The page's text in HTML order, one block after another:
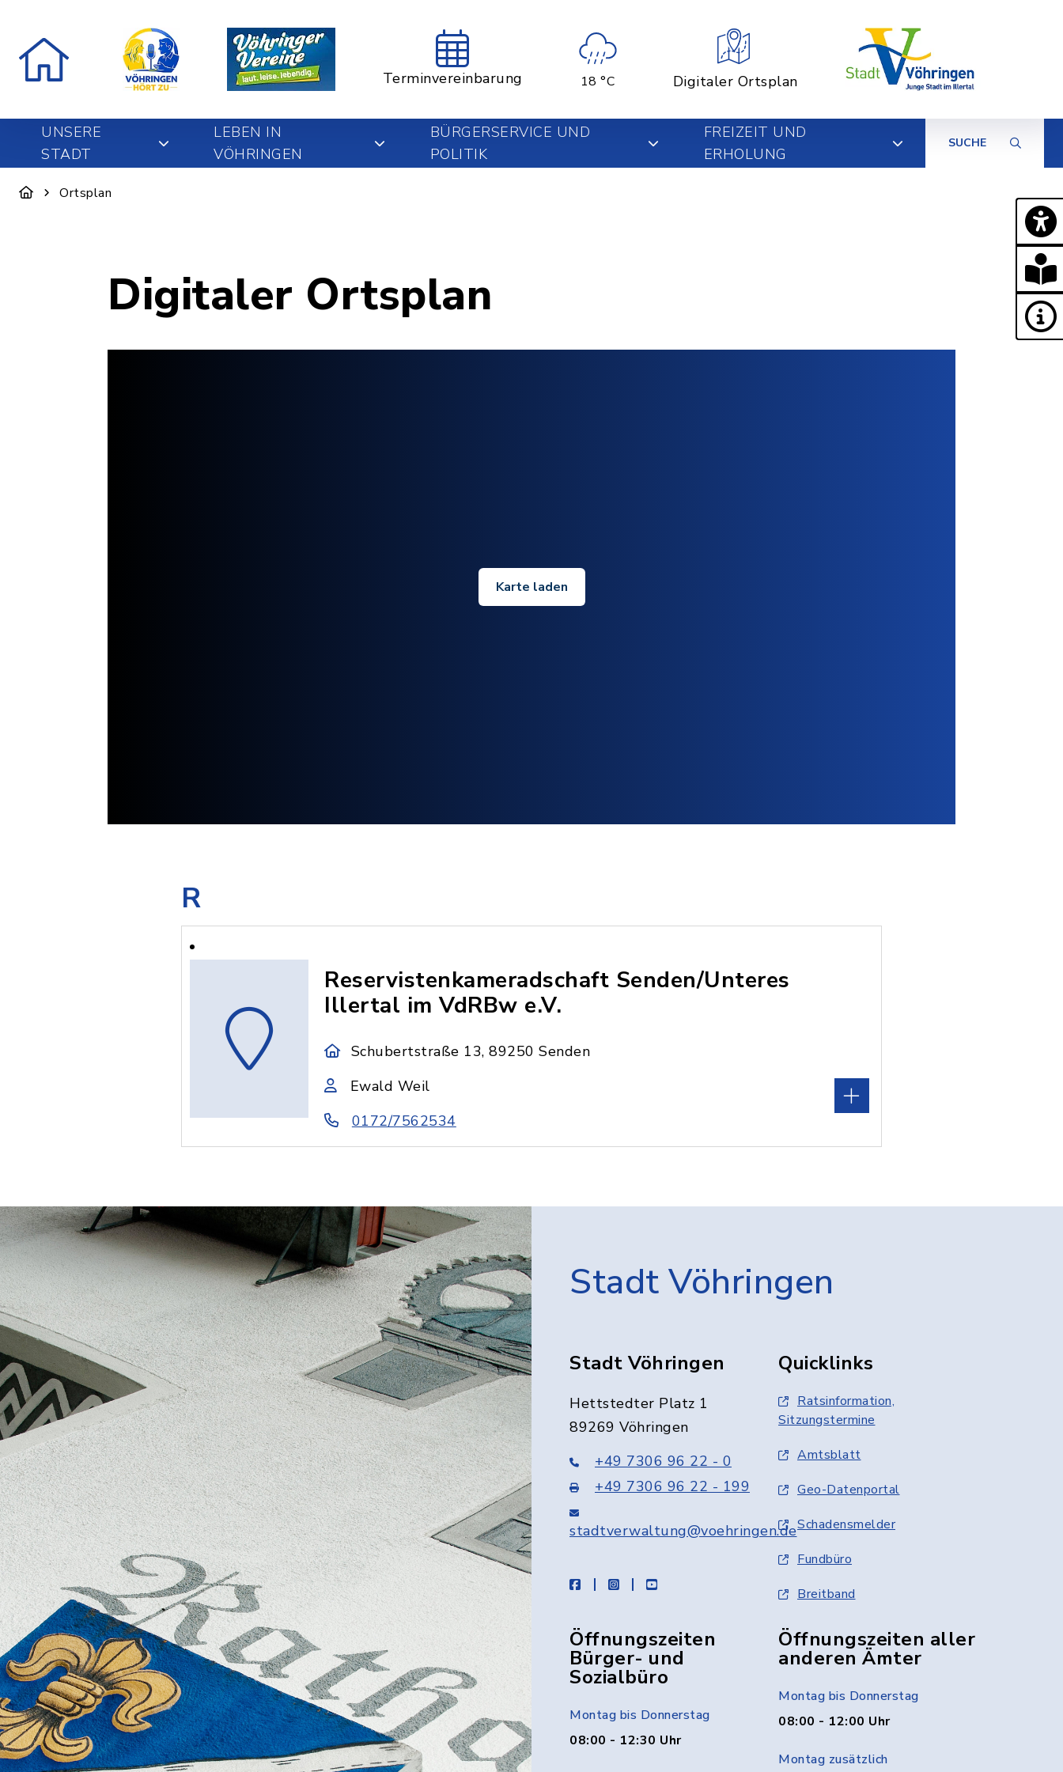
Terminvereinbarung 18 °C Digitaler Ortsplan
UNSERE
STADT
LEBEN IN
VÖHRINGEN
BÜRGERSERVICE UND
POLITIK
FREIZEIT UND
ERHOLUNG
SUCHE
Ortsplan
Digitaler Ortsplan
Karte laden
R
Reservistenkameradschaft Senden/Unteres
Illertal im VdRBw e.V.
Schubertstraße 13, 89250 Senden
Ewald Weil
0172/7562534
Stadt Vöhringen
Stadt Vöhringen
Hettstedter Platz 1
89269 Vöhringen
+49 7306 96 22 - 0
+49 7306 96 22 - 199
stadtverwaltung@voehringen.de
facebookinstagramyoutube
Quicklinks
Ratsinformation,
Sitzungstermine
Amtsblatt
Geo-Datenportal
Schadensmelder
Fundbüro
Breitband
Öffnungszeiten
Bürger- und
Sozialbüro
Montag bis Donnerstag
08:00 - 12:30 Uhr
Öffnungszeiten aller
anderen Ämter
Montag bis Donnerstag
08:00 - 12:00 Uhr
Montag zusätzlich